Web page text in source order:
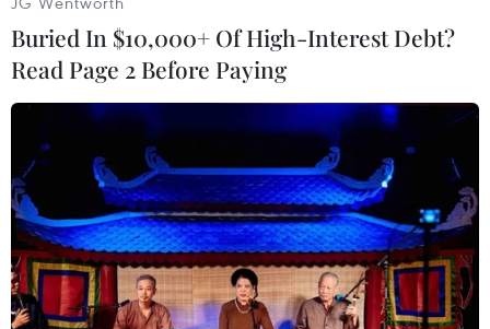
Vấn đề hạt nhân Iran
Mỹ, Đức tái khẳng định lập trường ngăn Iran sở
hữu vũ khí hạt nhân
Chuyên gia IAEA đề xuất cơ chế xác minh chặt
chẽ với Iran sau xung đột
Nhà Trắng đề xuất 672 triệu USD để xử lý và
giám sát vật liệu hạt nhân của Iran
Iran bác bỏ thông tin cho phép IAEA thanh sát
các cơ sở hạt nhân
Buried In $10,000+ Of High-Interest Debt?
Read Page 2 Before Paying